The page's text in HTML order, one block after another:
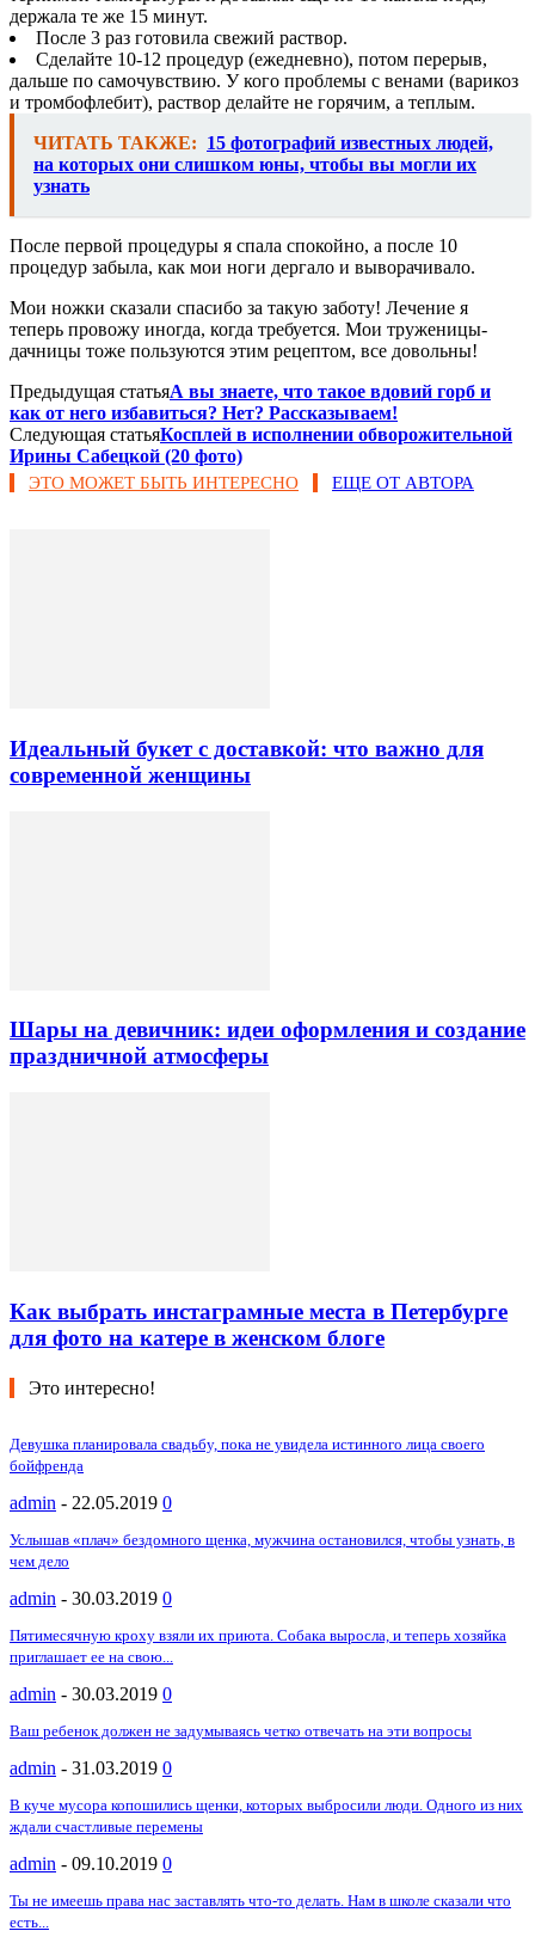
держала те же 15 минут.
После 3 раз готовила свежий раствор.
Сделайте 10-12 процедур (ежедневно), потом перерыв,
дальше по самочувствию. У кого проблемы с венами (варикоз
и тромбофлебит), раствор делайте не горячим, а теплым.
ЧИТАТЬ ТАКЖЕ: 15 фотографий известных людей,
на которых они слишком юны, чтобы вы могли их
узнать
После первой процедуры я спала спокойно, а после 10
процедур забыла, как мои ноги дергало и выворачивало.
Мои ножки сказали спасибо за такую заботу! Лечение я
теперь провожу иногда, когда требуется. Мои труженицы-
дачницы тоже пользуются этим рецептом, все довольны!
Предыдущая статьяА вы знаете, что такое вдовий горб и
как от него избавиться? Нет? Рассказываем!
Следующая статьяКосплей в исполнении обворожительной
Ирины Сабецкой (20 фото)
ЭТО МОЖЕТ БЫТЬ ИНТЕРЕСНО ЕЩЕ ОТ АВТОРА
Идеальный букет с доставкой: что важно для
современной женщины
Шары на девичник: идеи оформления и создание
праздничной атмосферы
Как выбрать инстаграмные места в Петербурге
для фото на катере в женском блоге
Это интересно!
Девушка планировала свадьбу, пока не увидела истинного лица своего
бойфренда
admin - 22.05.2019 0
Услышав «плач» бездомного щенка, мужчина остановился, чтобы узнать, в
чем дело
admin - 30.03.2019 0
Пятимесячную кроху взяли их приюта. Собака выросла, и теперь хозяйка
приглашает ее на свою...
admin - 30.03.2019 0
Ваш ребенок должен не задумываясь четко отвечать на эти вопросы
admin - 31.03.2019 0
В куче мусора копошились щенки, которых выбросили люди. Одного из них
ждали счастливые перемены
admin - 09.10.2019 0
Ты не имеешь права нас заставлять что-то делать. Нам в школе сказали что
есть...